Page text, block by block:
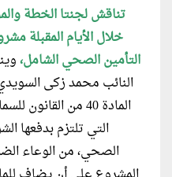
تناقش لجنتا الخطة
خلال الأيام المقبلة
التأمين الصحي الشامل،
النائب محمد زكى
المادة 40 من
التي تلتزم بدفعها
الصحي، من الوعاء